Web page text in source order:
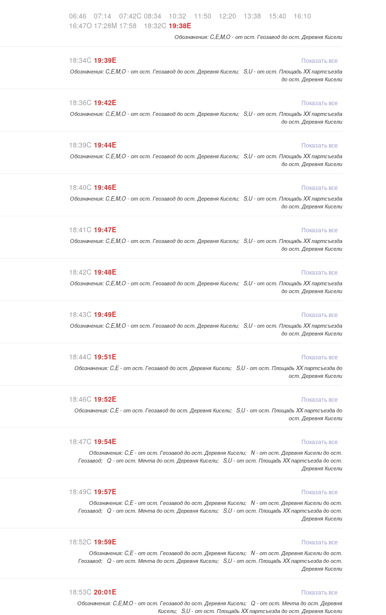
06:46 07:14 07:42C 08:34 10:32 11:50 12:20 13:38 15:40
16:10
16:47O 17:28M 17:58 18:32C 19:38E
Обозначения: C,E,M,O - от ост. Геозавод до ост. Деревня Кисели
18:34C 19:39E Показать все
Обозначения: C,E,M,O - от ост. Геозавод до ост. Деревня Кисели; S,U - от ост. Площадь XX партсъезда
до ост. Деревня Кисели
18:36C 19:42E Показать все
Обозначения: C,E,M,O - от ост. Геозавод до ост. Деревня Кисели; S,U - от ост. Площадь XX партсъезда
до ост. Деревня Кисели
18:39C 19:44E Показать все
Обозначения: C,E,M,O - от ост. Геозавод до ост. Деревня Кисели; S,U - от ост. Площадь XX партсъезда
до ост. Деревня Кисели
18:40C 19:46E Показать все
Обозначения: C,E,M,O - от ост. Геозавод до ост. Деревня Кисели; S,U - от ост. Площадь XX партсъезда
до ост. Деревня Кисели
18:41C 19:47E Показать все
Обозначения: C,E,M,O - от ост. Геозавод до ост. Деревня Кисели; S,U - от ост. Площадь XX партсъезда
до ост. Деревня Кисели
18:42C 19:48E Показать все
Обозначения: C,E,M,O - от ост. Геозавод до ост. Деревня Кисели; S,U - от ост. Площадь XX партсъезда
до ост. Деревня Кисели
18:43C 19:49E Показать все
Обозначения: C,E,M,O - от ост. Геозавод до ост. Деревня Кисели; S,U - от ост. Площадь XX партсъезда
до ост. Деревня Кисели
18:44C 19:51E Показать все
Обозначения: C,E - от ост. Геозавод до ост. Деревня Кисели; S,U - от ост. Площадь XX партсъезда до
ост. Деревня Кисели
18:46C 19:52E Показать все
Обозначения: C,E - от ост. Геозавод до ост. Деревня Кисели; S,U - от ост. Площадь XX партсъезда до
ост. Деревня Кисели
18:47C 19:54E Показать все
Обозначения: C,E - от ост. Геозавод до ост. Деревня Кисели; N - от ост. Деревня Кисели до ост.
Геозавод; Q - от ост. Мечта до ост. Деревня Кисели; S,U - от ост. Площадь XX партсъезда до ост.
Деревня Кисели
18:49C 19:57E Показать все
Обозначения: C,E - от ост. Геозавод до ост. Деревня Кисели; N - от ост. Деревня Кисели до ост.
Геозавод; Q - от ост. Мечта до ост. Деревня Кисели; S,U - от ост. Площадь XX партсъезда до ост.
Деревня Кисели
18:52C 19:59E Показать все
Обозначения: C,E - от ост. Геозавод до ост. Деревня Кисели; N - от ост. Деревня Кисели до ост.
Геозавод; Q - от ост. Мечта до ост. Деревня Кисели; S,U - от ост. Площадь XX партсъезда до ост.
Деревня Кисели
18:53C 20:01E Показать все
Обозначения: C,E,M,O - от ост. Геозавод до ост. Деревня Кисели; Q - от ост. Мечта до ост. Деревня
Кисели; S,U - от ост. Площадь XX партсъезда до ост. Деревня Кисели